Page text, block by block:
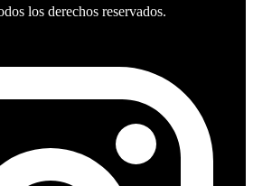
los derechos reservados.